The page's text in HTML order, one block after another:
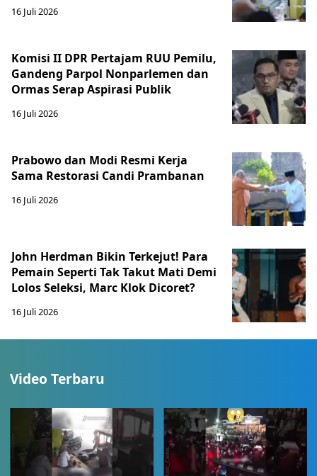
16 Juli 2026
Komisi II DPR Pertajam RUU Pemilu,
Gandeng Parpol Nonparlemen dan
Ormas Serap Aspirasi Publik
16 Juli 2026
Prabowo dan Modi Resmi Kerja
Sama Restorasi Candi Prambanan
16 Juli 2026
John Herdman Bikin Terkejut! Para
Pemain Seperti Tak Takut Mati Demi
Lolos Seleksi, Marc Klok Dicoret?
16 Juli 2026
Video Terbaru